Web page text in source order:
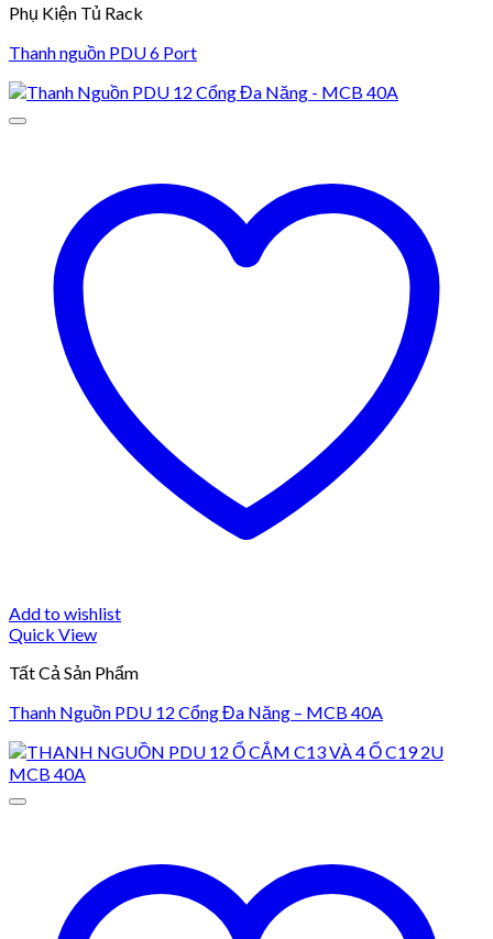
Phụ Kiện Tủ Rack
Thanh nguồn PDU 6 Port
Add to wishlist
Quick View
Tất Cả Sản Phẩm
Thanh Nguồn PDU 12 Cổng Đa Năng – MCB 40A